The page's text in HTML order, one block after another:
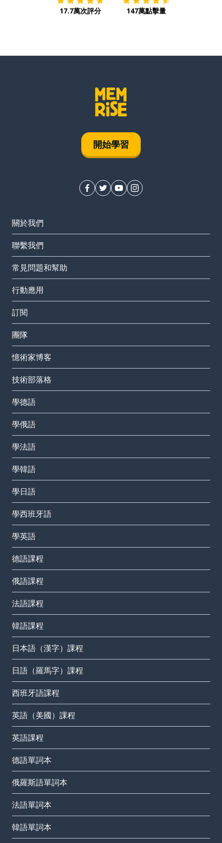
17.7萬次評分 147萬點擊量
開始學習
關於我們
聯繫我們
常見問題和幫助
行動應用
訂閱
團隊
憶術家博客
技術部落格
學德語
學俄語
學法語
學韓語
學日語
學西班牙語
學英語
德語課程
俄語課程
法語課程
韓語課程
日本語（漢字）課程
日語（羅馬字）課程
西班牙語課程
英語（美國）課程
英語課程
德語單詞本
俄羅斯語單詞本
法語單詞本
韓語單詞本